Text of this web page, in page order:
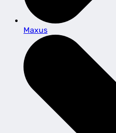
Maxus